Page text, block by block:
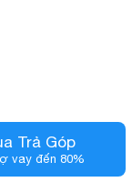
Trả Góp
vay đến 80%